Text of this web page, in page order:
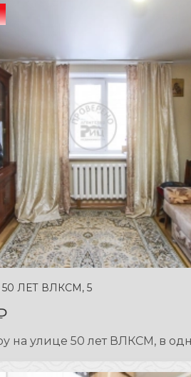
ЛЕТ ВЛКСМ, 5
на улице 50 лет ВЛКСМ, в